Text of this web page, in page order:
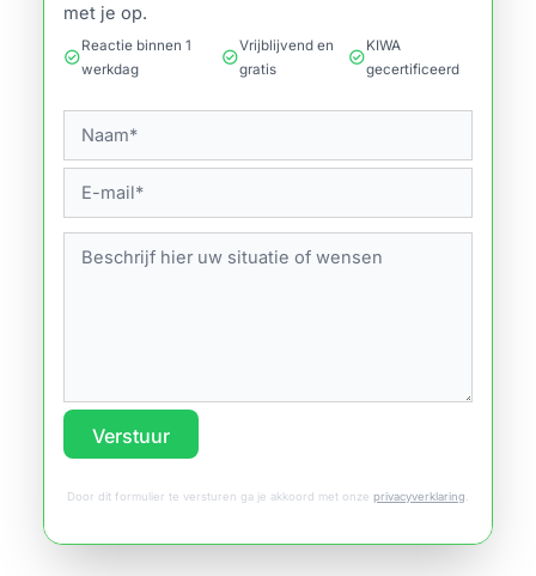
met je op.
check_circle
Reactie binnen 1
werkdag
check_circle
Vrijblijvend en
gratis
check_circle
KIWA
gecertificeerd
Verstuur
Door dit formulier te versturen ga je akkoord met onze privacyverklaring